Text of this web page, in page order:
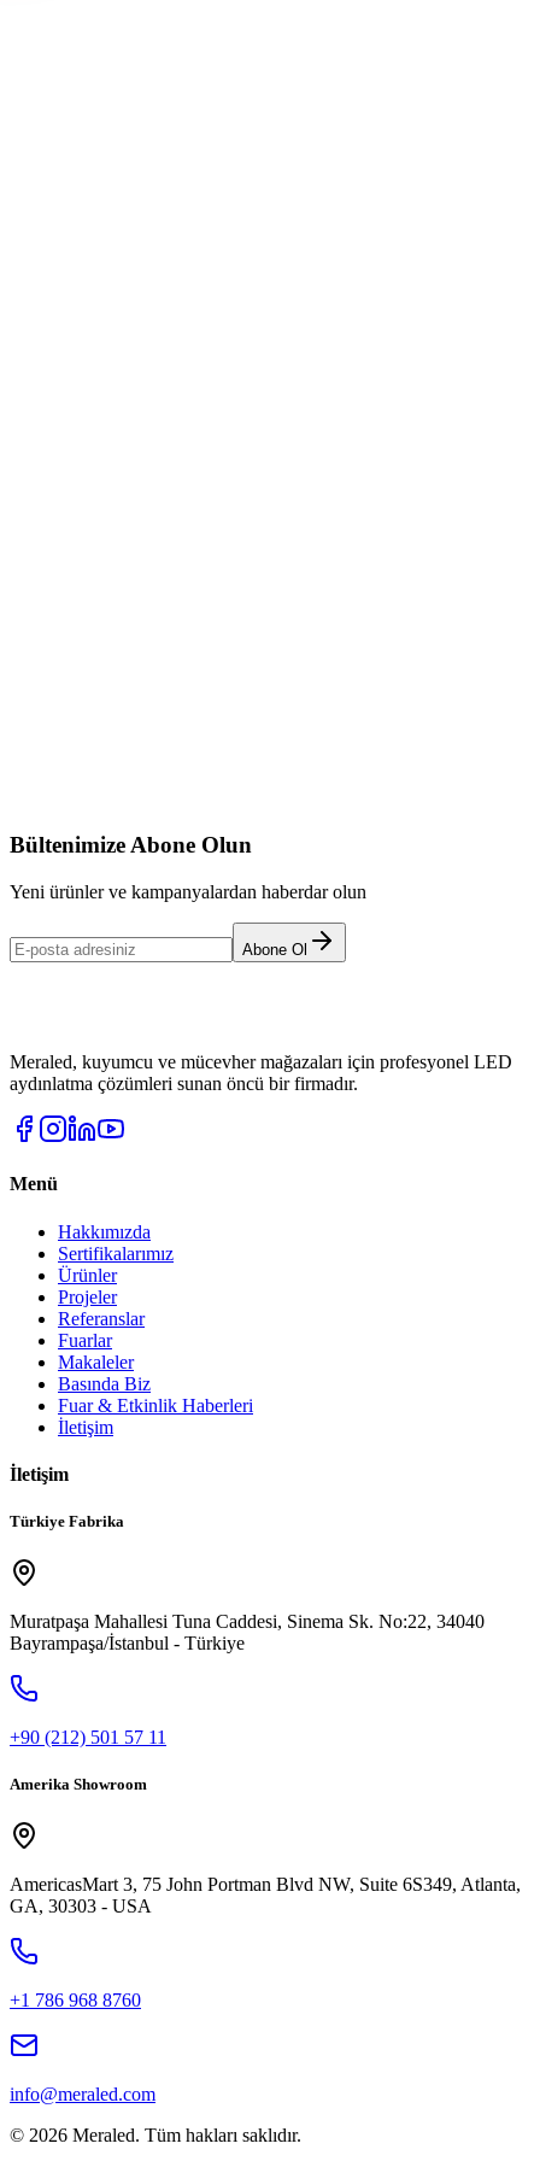
Bültenimize Abone Olun
Yeni ürünler ve kampanyalardan haberdar olun
Abone Ol
Meraled, kuyumcu ve mücevher mağazaları için profesyonel LED
aydınlatma çözümleri sunan öncü bir firmadır.
Menü
Hakkımızda
Sertifikalarımız
Ürünler
Projeler
Referanslar
Fuarlar
Makaleler
Basında Biz
Fuar & Etkinlik Haberleri
İletişim
İletişim
Türkiye Fabrika
Muratpaşa Mahallesi Tuna Caddesi, Sinema Sk. No:22, 34040
Bayrampaşa/İstanbul - Türkiye
+90 (212) 501 57 11
Amerika Showroom
AmericasMart 3, 75 John Portman Blvd NW, Suite 6S349, Atlanta,
GA, 30303 - USA
+1 786 968 8760
info@meraled.com
© 2026 Meraled. Tüm hakları saklıdır.